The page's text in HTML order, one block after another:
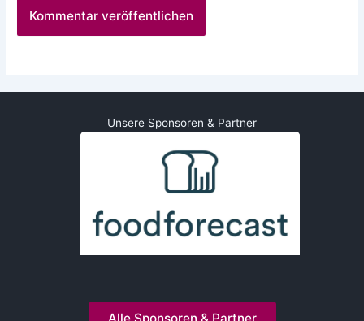
Unsere Sponsoren & Partner